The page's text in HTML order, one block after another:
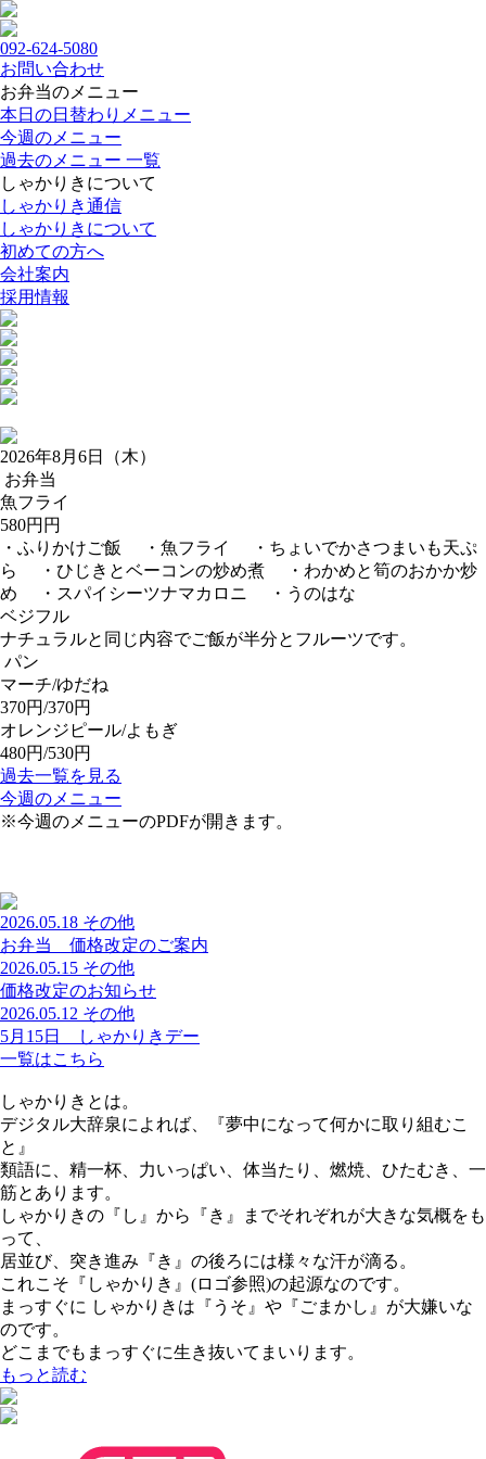
092-624-5080
お問い合わせ
お弁当のメニュー
本日の日替わりメニュー
今週のメニュー
過去のメニュー 一覧
しゃかりきについて
しゃかりき通信
しゃかりきについて
初めての方へ
会社案内
採用情報
2026年8月6日（木）
お弁当
魚フライ
580円円
・ふりかけご飯 ・魚フライ ・ちょいでかさつまいも天ぷ
ら ・ひじきとベーコンの炒め煮 ・わかめと筍のおかか炒
め ・スパイシーツナマカロニ ・うのはな
ベジフル
ナチュラルと同じ内容でご飯が半分とフルーツです。
パン
マーチ/ゆだね
370円/370円
オレンジピール/よもぎ
480円/530円
過去一覧を見る
今週のメニュー
※今週のメニューのPDFが開きます。
2026.05.18 その他
お弁当 価格改定のご案内
2026.05.15 その他
価格改定のお知らせ
2026.05.12 その他
5月15日 しゃかりきデー
一覧はこちら
しゃかりきとは。
デジタル大辞泉によれば、『夢中になって何かに取り組むこ
と』
類語に、精一杯、力いっぱい、体当たり、燃焼、ひたむき、一
筋とあります。
しゃかりきの『し』から『き』までそれぞれが大きな気概をも
って、
居並び、突き進み『き』の後ろには様々な汗が滴る。
これこそ『しゃかりき』(ロゴ参照)の起源なのです。
まっすぐに しゃかりきは『うそ』や『ごまかし』が大嫌いな
のです。
どこまでもまっすぐに生き抜いてまいります。
もっと読む